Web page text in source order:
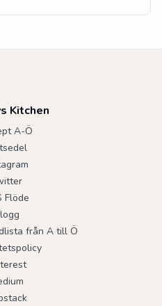
Kitchen
A-Ö
Flöde
från A till Ö